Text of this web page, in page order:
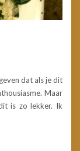
dat als je dit
Maar
is zo lekker. Ik